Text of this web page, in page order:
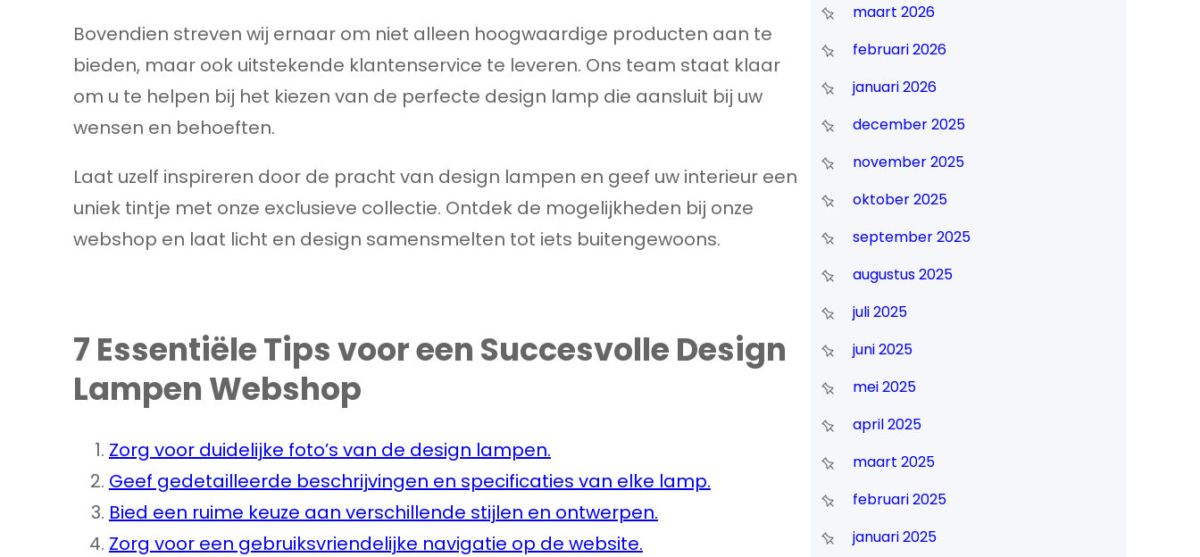
Bovendien streven wij ernaar om niet alleen hoogwaardige producten aan te
bieden, maar ook uitstekende klantenservice te leveren. Ons team staat klaar
om u te helpen bij het kiezen van de perfecte design lamp die aansluit bij uw
wensen en behoeften.
Laat uzelf inspireren door de pracht van design lampen en geef uw interieur een
uniek tintje met onze exclusieve collectie. Ontdek de mogelijkheden bij onze
webshop en laat licht en design samensmelten tot iets buitengewoons.
7 Essentiële Tips voor een Succesvolle Design
Lampen Webshop
Zorg voor duidelijke foto’s van de design lampen.
Geef gedetailleerde beschrijvingen en specificaties van elke lamp.
Bied een ruime keuze aan verschillende stijlen en ontwerpen.
Zorg voor een gebruiksvriendelijke navigatie op de website.
maart 2026
februari 2026
januari 2026
december 2025
november 2025
oktober 2025
september 2025
augustus 2025
juli 2025
juni 2025
mei 2025
april 2025
maart 2025
februari 2025
januari 2025